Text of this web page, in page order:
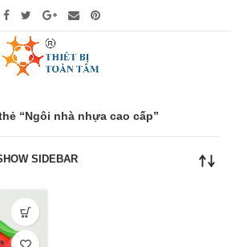
“Ngôi nhà nhựa cao cấp”
SIDEBAR